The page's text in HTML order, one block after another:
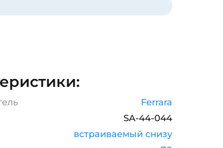
Ferrara
SA-44-044
встраиваемый снизу